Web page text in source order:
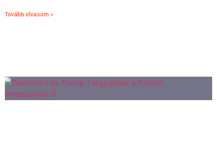
Tovább olvasom »